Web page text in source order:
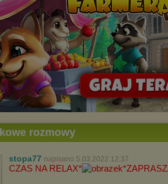
rozmowy
stopa77 napisano 5.03.2022 12:37
CZAS NA RELAX*